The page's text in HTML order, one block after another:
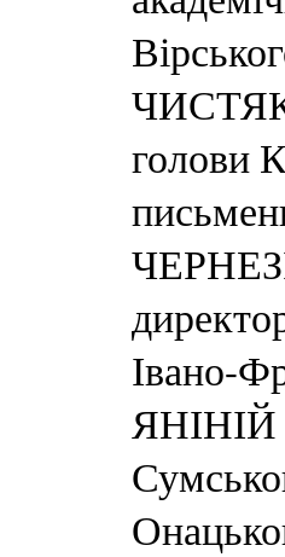
голови
Івано-
ЯНІНІЙ